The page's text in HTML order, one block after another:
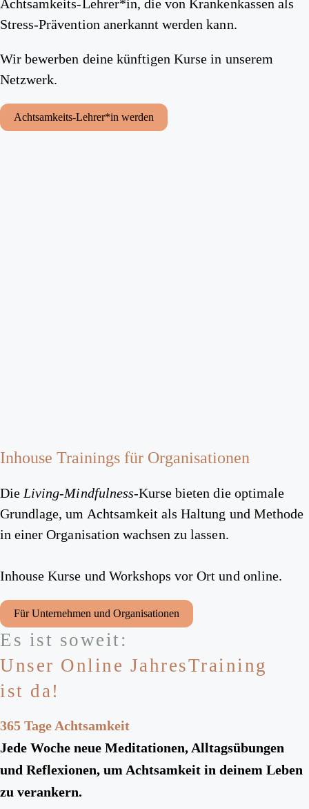
Achtsamkeits-Lehrer*in, die von Krankenkassen als
Stress-Prävention anerkannt werden kann.
Wir bewerben deine künftigen Kurse in unserem
Netzwerk.
Achtsamkeits-Lehrer*in werden
Inhouse Trainings für Organisationen
Die Living-Mindfulness-Kurse bieten die optimale
Grundlage, um Achtsamkeit als Haltung und Methode
in einer Organisation wachsen zu lassen.
Inhouse Kurse und Workshops vor Ort und online.
Für Unternehmen und Organisationen
Es ist soweit:
Unser Online JahresTraining
ist da!
365 Tage Achtsamkeit
Jede Woche neue Meditationen, Alltagsübungen
und Reflexionen, um Achtsamkeit in deinem Leben
zu verankern.